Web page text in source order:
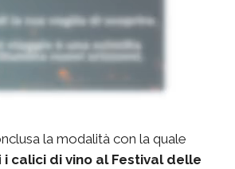
la modalità con la quale
i calici di vino al Festival delle